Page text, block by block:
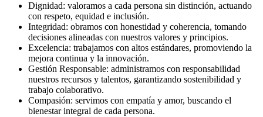
Dignidad: valoramos a cada persona sin distinción, actuando
con respeto, equidad e inclusión.
Integridad: obramos con honestidad y coherencia, tomando
decisiones alineadas con nuestros valores y principios.
Excelencia: trabajamos con altos estándares, promoviendo la
mejora continua y la innovación.
Gestión Responsable: administramos con responsabilidad
nuestros recursos y talentos, garantizando sostenibilidad y
trabajo colaborativo.
Compasión: servimos con empatía y amor, buscando el
bienestar integral de cada persona.